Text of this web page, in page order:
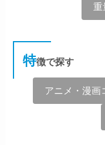
重
特徴で探す
アニメ・漫画